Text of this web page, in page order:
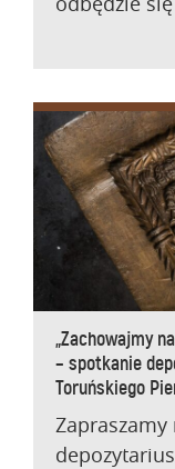
„Zachowajmy
– spotkanie
Toruńskiego